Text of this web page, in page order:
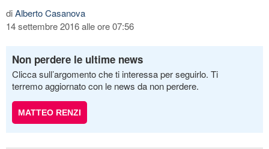
diAlberto Casanova
14 settembre 2016 alle ore 07:56
Non perdere le ultime news
Clicca sull’argomento che ti interessa per seguirlo. Ti
terremo aggiornato con le news da non perdere.
MATTEO RENZI